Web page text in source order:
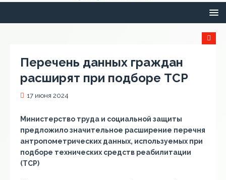
Перечень данных граждан
расширят при подборе ТСР
17 июня 2024
Министерство труда и социальной защиты
предложило значительное расширение перечня
антропометрических данных, используемых при
подборе технических средств реабилитации
(ТСР)